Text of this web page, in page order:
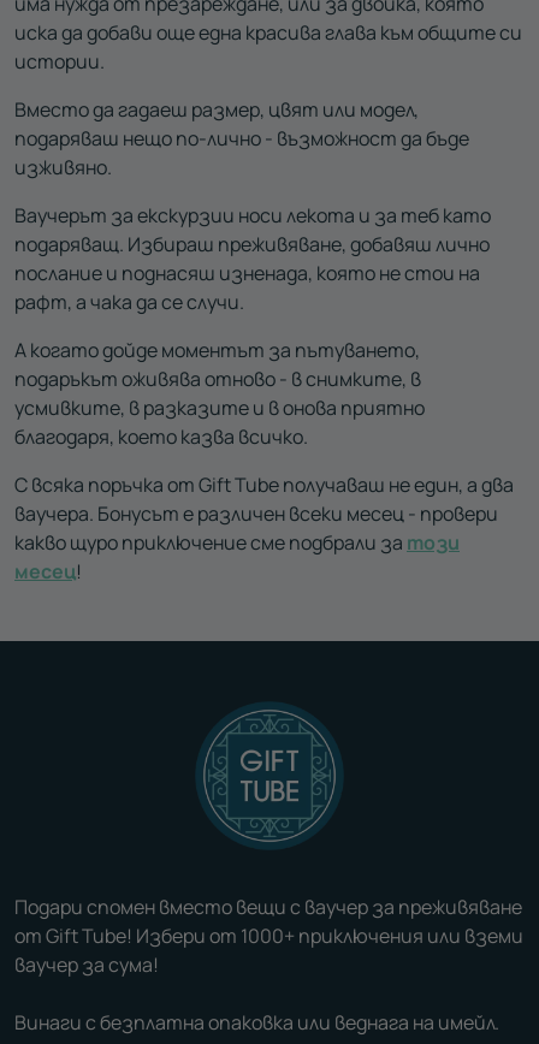
иска да добави още една красива глава към общите си
истории.
Вместо да гадаеш размер, цвят или модел,
подаряваш нещо по-лично - възможност да бъде
изживяно.
Ваучерът за екскурзии носи лекота и за теб като
подаряващ. Избираш преживяване, добавяш лично
послание и поднасяш изненада, която не стои на
рафт, а чака да се случи.
А когато дойде моментът за пътуването,
подаръкът оживява отново - в снимките, в
усмивките, в разказите и в онова приятно
благодаря, което казва всичко.
С всяка поръчка от Gift Tube получаваш не един, а два
ваучера. Бонусът е различен всеки месец - провери
какво щуро приключение сме подбрали за този
месец!
Подари спомен вместо вещи с ваучер за преживяване
от Gift Tube! Избери от 1000+ приключения или вземи
ваучер за сума!
Винаги с безплатна опаковка или веднага на имейл.